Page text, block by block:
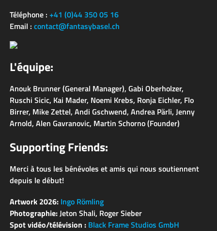
Téléphone : +41 (0)44 350 05 16
Email : contact@fantasybasel.ch
L'équipe:
Anouk Brunner (General Manager), Gabi Oberholzer,
Ruschi Sicic, Kai Mader, Noemi Krebs, Ronja Eichler, Flo
Birrer, Mike Zettel, Andi Gschwend, Andrea Pärli, Jenny
Arnold, Alen Gavranovic, Martin Schorno (Founder)
Supporting Friends:
Merci à tous les bénévoles et amis qui nous soutiennent
depuis le début!
Artwork 2026: Ingo Römling
Photographie:Jeton Shali, Roger Sieber
Spot vidéo/télévision : Black Frame Studios GmbH